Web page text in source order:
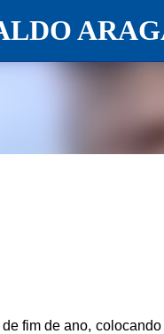
fim de ano,